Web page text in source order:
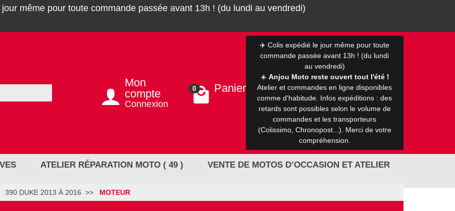
même pour toute commande passée avant 13h ! (du lundi au vendredi)
Mon
compte
Connexion
0 Panier
✈️ Colis expédié le jour même pour toute
commande passée avant 13h ! (du lundi
au vendredi)
☀️ Anjou Moto reste ouvert tout l'été !
Atelier et commandes en ligne disponibles
comme d'habitude. Infos expéditions : des
retards sont possibles selon le volume de
commandes et les transporteurs
(Colissimo, Chronopost...). Merci de votre
compréhension.
ATELIER RÉPARATION MOTO ( 49 ) VENTE DE MOTOS D’OCCASION ET ATELIER
390 DUKE 2013 À 2016 MOTEUR